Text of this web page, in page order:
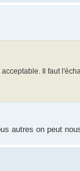
Il faut
autres on peut